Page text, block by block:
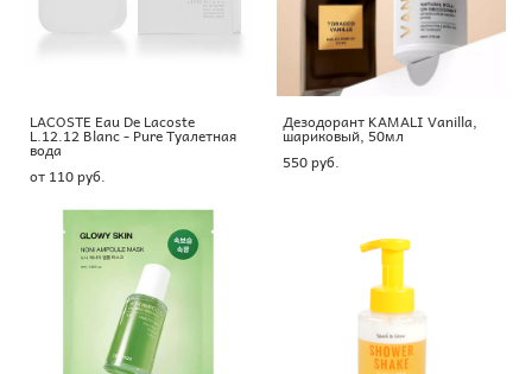
LACOSTE Eau De Lacoste
L.12.12 Blanc - Pure Туалетная
вода
от 110 pуб.
Дезодорант KAMALI Vanilla,
шариковый, 50мл
550 pуб.